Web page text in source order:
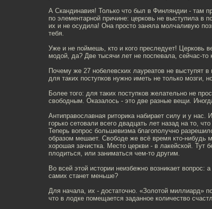
А Скандинавия! Только что был в Финляндии - там
по элементарной причине: церковь не выступила в
их и не осудила! Она просто заняла молчаливую
тебя.
Уже и не поймешь, кто и кого преследует! Церковь
модой, да? Две тысячи лет не поспевала, сейчас-то
Почему же 27 нобелевских лауреатов не выступят
для таких поступков нужно иметь не только мозги,
Более того: для таких поступков желательно не
свободным. Оказалось - это две разные вещи.
Антиправославная риторика набирает силу и у
горько сетовали всего двадцать лет назад на то,
Теперь вопрос большевизма благополучно
образом мешает. Свободе же всё время кто-нибудь
хорошая зачистка. Место церкви - в лакейской. Тут
плодиться, или заниматься чем-то другим.
Во всей этой истории неизбежно возникает
самих станет меньше?
Для начала, их - достаточно. «Золотой миллиард»
что в лодке помещается заданное количество